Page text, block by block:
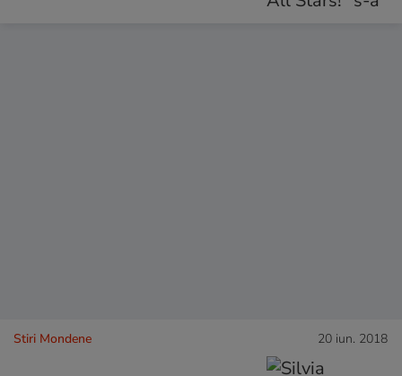
Stiri Mondene 20 iun. 2018